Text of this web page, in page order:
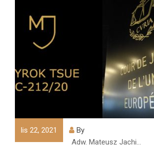
lis 22, 2021
By
Adw. Mateusz Jachimczyk